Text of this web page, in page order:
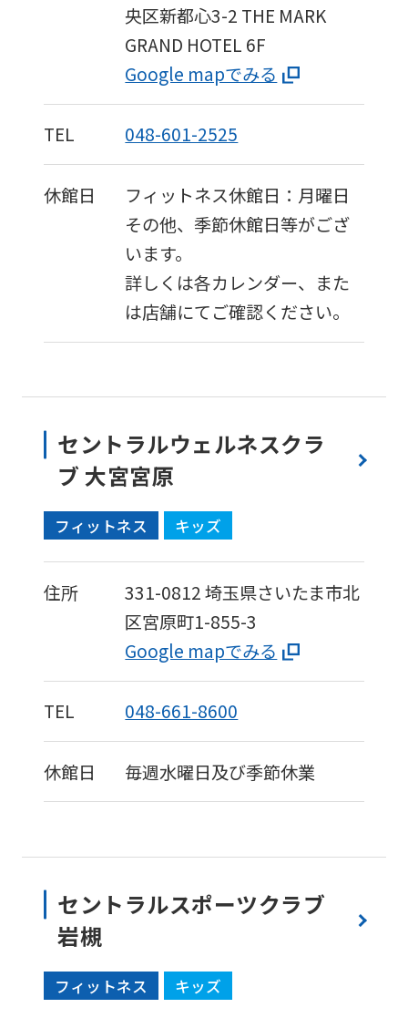
央区新都心3-2 THE MARK
GRAND HOTEL 6F
Google mapでみる
TEL 048-601-2525
休館日
フィットネス休館日：月曜日
その他、季節休館日等がござ
います。
詳しくは各カレンダー、また
は店舗にてご確認ください。
セントラルウェルネスクラ
ブ 大宮宮原
フィットネス キッズ
住所 331-0812埼玉県さいたま市北
区宮原町1-855-3
Google mapでみる
TEL 048-661-8600
休館日 毎週水曜日及び季節休業
セントラルスポーツクラブ
岩槻
フィットネス キッズ
Automatic